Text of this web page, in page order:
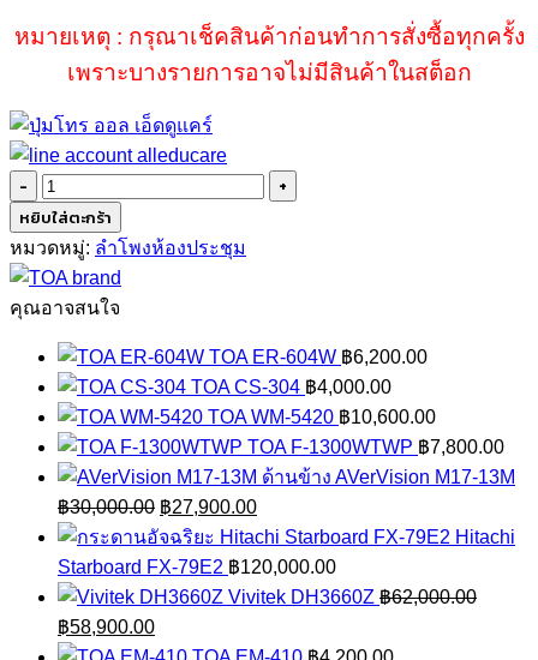
หมายเหตุ : กรุณาเช็คสินค้าก่อนทำการสั่งซื้อทุกครั้ง
เพราะบางรายการอาจไม่มีสินค้าในสต็อก
จำนวน
TOA
AT-
603AP
ชิ้น
หยิบใส่ตะกร้า
หมวดหมู่: ลำโพงห้องประชุม
คุณอาจสนใจ
TOA ER-604W ฿6,200.00
TOA CS-304 ฿4,000.00
TOA WM-5420 ฿10,600.00
TOA F-1300WTWP ฿7,800.00
AVerVision M17-13M
฿30,000.00 Original
price
was:
฿30,000.00.
฿27,900.00Current
price
is:
฿27,900.00.
Hitachi
Starboard FX-79E2 ฿120,000.00
Vivitek DH3660Z ฿62,000.00
Original
price
฿58,900.00Current
price